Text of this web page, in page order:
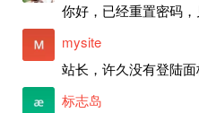
你好，已经重置密码，
mysite
标志岛